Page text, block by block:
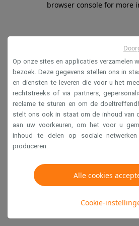
browser console for more
Op onze sites en applicaties verzamelen
bezoek. Deze gegevens stellen ons in
en diensten te leveren die voor u het
rechtstreeks of via partners,
reclame te sturen en om de
stelt ons ook in staat om de inhoud van
aan uw voorkeuren, om het voor u
inhoud te delen op sociale
produceren.
Alle cookies
Cookie-